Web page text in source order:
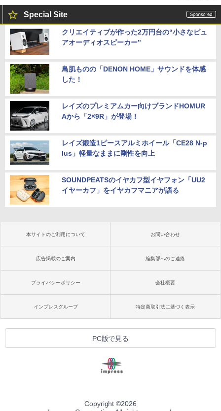
Special Site
クリエイティブが作った2万円台の“小さなピュ
アオーディオスピーカー”
鳥肌ものの「DENON HOME」サウンドを体感
した！
レイズのプレミアムカー向けブランドHOMUR
Aから「2×9R」が登場！
レイズ鍛造1ピースアルミホイール「CE28 N-p
lus」軽量なままに剛性を向上
SOUNDPEATSのイヤカフ型イヤフォン「UU2
イヤーカフ」をイヤカフマニアが語る
本サイトのご利用について お問い合わせ
広告掲載のご案内 編集部へのご連絡
プライバシーポリシー 会社概要
インプレスグループ 特定商取引法に基づく表示
PC版で見る
Copyright ©2026